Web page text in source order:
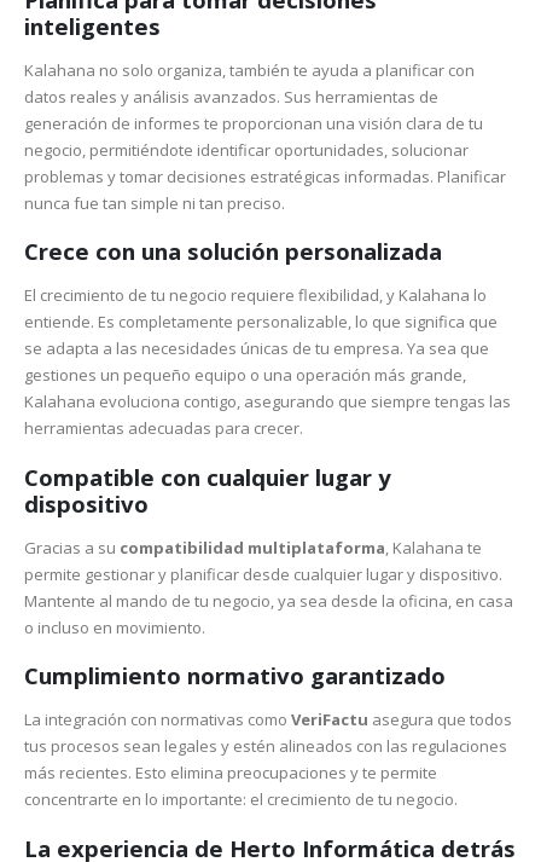
inteligentes
Kalahana no solo organiza, también te ayuda a planificar con
datos reales y análisis avanzados. Sus herramientas de
generación de informes te proporcionan una visión clara de tu
negocio, permitiéndote identificar oportunidades, solucionar
problemas y tomar decisiones estratégicas informadas. Planificar
nunca fue tan simple ni tan preciso.
Crece con una solución personalizada
El crecimiento de tu negocio requiere flexibilidad, y Kalahana lo
entiende. Es completamente personalizable, lo que significa que
se adapta a las necesidades únicas de tu empresa. Ya sea que
gestiones un pequeño equipo o una operación más grande,
Kalahana evoluciona contigo, asegurando que siempre tengas las
herramientas adecuadas para crecer.
Compatible con cualquier lugar y
dispositivo
Gracias a su compatibilidad multiplataforma, Kalahana te
permite gestionar y planificar desde cualquier lugar y dispositivo.
Mantente al mando de tu negocio, ya sea desde la oficina, en casa
o incluso en movimiento.
Cumplimiento normativo garantizado
La integración con normativas como VeriFactu asegura que todos
tus procesos sean legales y estén alineados con las regulaciones
más recientes. Esto elimina preocupaciones y te permite
concentrarte en lo importante: el crecimiento de tu negocio.
La experiencia de Herto Informática detrás